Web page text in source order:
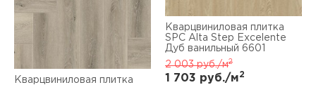
Кварцвиниловая плитка
Кварцвиниловая плитка
SPC Alta Step Excelente
Дуб ванильный 6601
2 003руб./м2
1 703 руб./м2